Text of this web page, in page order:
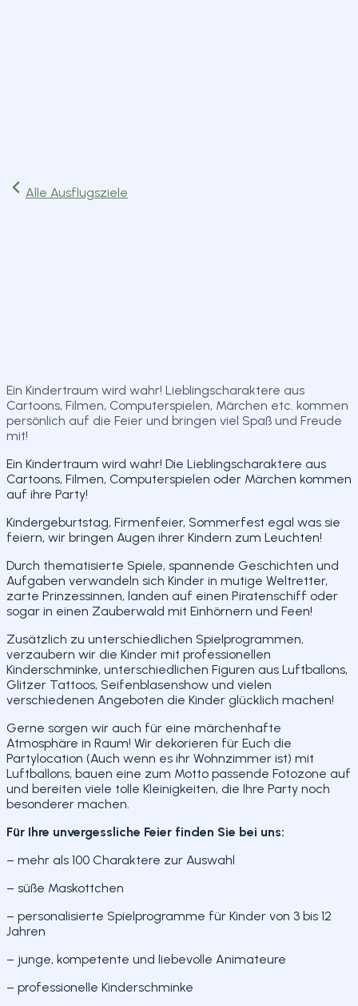
Alle Ausflugsziele
Ein Kindertraum wird wahr! Lieblingscharaktere aus
Cartoons, Filmen, Computerspielen, Märchen etc. kommen
persönlich auf die Feier und bringen viel Spaß und Freude
mit!
Ein Kindertraum wird wahr! Die Lieblingscharaktere aus
Cartoons, Filmen, Computerspielen oder Märchen kommen
auf ihre Party!
Kindergeburtstag, Firmenfeier, Sommerfest egal was sie
feiern, wir bringen Augen ihrer Kindern zum Leuchten!
Durch thematisierte Spiele, spannende Geschichten und
Aufgaben verwandeln sich Kinder in mutige Weltretter,
zarte Prinzessinnen, landen auf einen Piratenschiff oder
sogar in einen Zauberwald mit Einhörnern und Feen!
Zusätzlich zu unterschiedlichen Spielprogrammen,
verzaubern wir die Kinder mit professionellen
Kinderschminke, unterschiedlichen Figuren aus Luftballons,
Glitzer Tattoos, Seifenblasenshow und vielen
verschiedenen Angeboten die Kinder glücklich machen!
Gerne sorgen wir auch für eine märchenhafte
Atmosphäre in Raum! Wir dekorieren für Euch die
Partylocation (Auch wenn es ihr Wohnzimmer ist) mit
Luftballons, bauen eine zum Motto passende Fotozone auf
und bereiten viele tolle Kleinigkeiten, die Ihre Party noch
besonderer machen.
Für Ihre unvergessliche Feier finden Sie bei uns:
– mehr als 100 Charaktere zur Auswahl
– süße Maskottchen
– personalisierte Spielprogramme für Kinder von 3 bis 12
Jahren
– junge, kompetente und liebevolle Animateure
– professionelle Kinderschminke